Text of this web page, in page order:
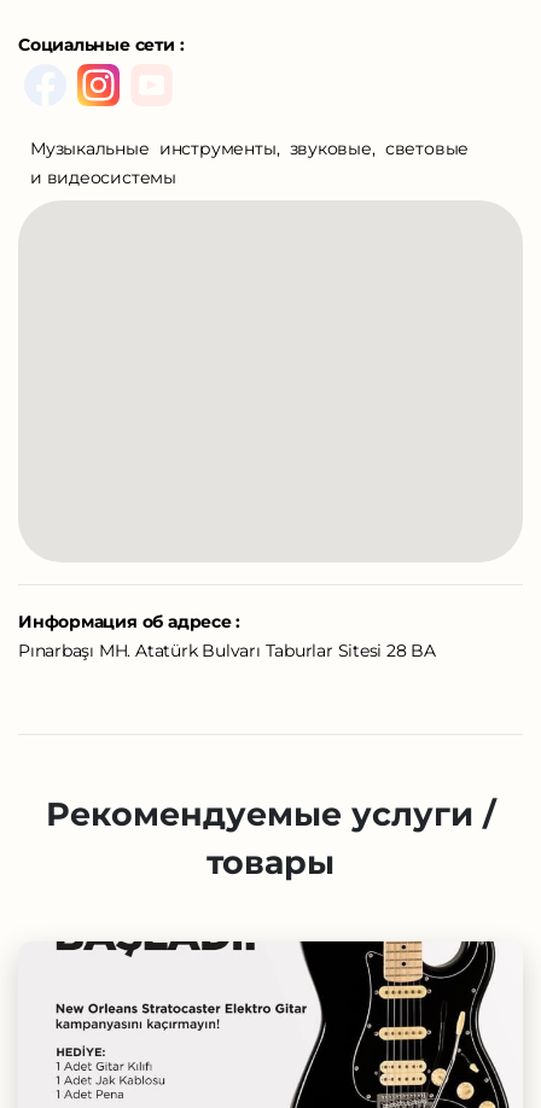
Социальные сети :
Музыкальные инструменты, звуковые, световые
и видеосистемы
Информация об адресе :
Pınarbaşı MH. Atatürk Bulvarı Taburlar Sitesi 28 BA
Рекомендуемые услуги /
товары